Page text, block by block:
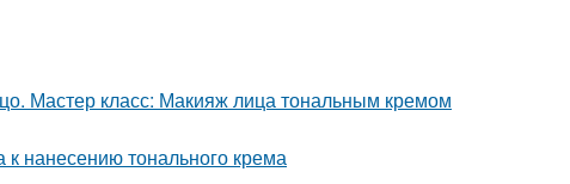
Мастер класс: Макияж лица тональным кремом
нанесению тонального крема